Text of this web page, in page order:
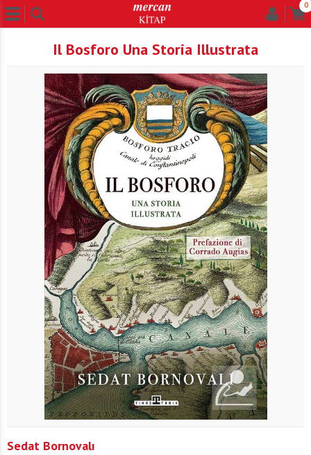
0
Il Bosforo Una Storia Illustrata
Sedat Bornovalı